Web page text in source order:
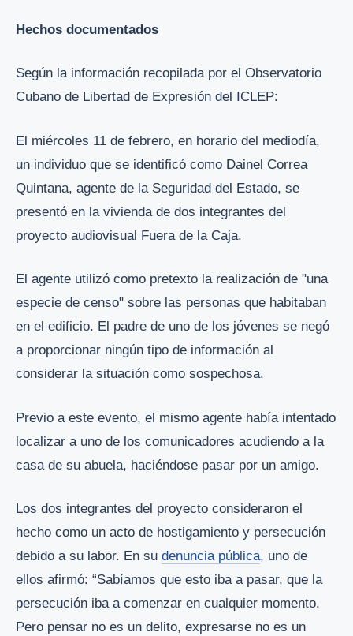
Hechos documentados
Según la información recopilada por el Observatorio
Cubano de Libertad de Expresión del ICLEP:
El miércoles 11 de febrero, en horario del mediodía,
un individuo que se identificó como Dainel Correa
Quintana, agente de la Seguridad del Estado, se
presentó en la vivienda de dos integrantes del
proyecto audiovisual Fuera de la Caja.
El agente utilizó como pretexto la realización de "una
especie de censo" sobre las personas que habitaban
en el edificio. El padre de uno de los jóvenes se negó
a proporcionar ningún tipo de información al
considerar la situación como sospechosa.
Previo a este evento, el mismo agente había intentado
localizar a uno de los comunicadores acudiendo a la
casa de su abuela, haciéndose pasar por un amigo.
Los dos integrantes del proyecto consideraron el
hecho como un acto de hostigamiento y persecución
debido a su labor. En su denuncia pública, uno de
ellos afirmó: “Sabíamos que esto iba a pasar, que la
persecución iba a comenzar en cualquier momento.
Pero pensar no es un delito, expresarse no es un